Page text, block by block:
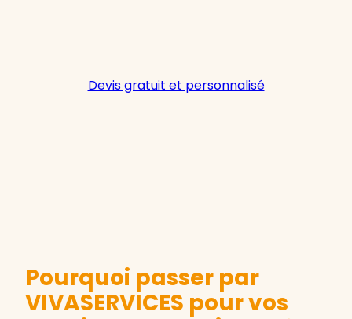
Devis gratuit et personnalisé
Pourquoi passer par
VIVASERVICES pour vos